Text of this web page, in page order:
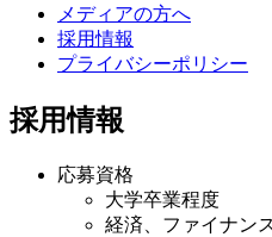
メディアの方へ
採用情報
プライバシーポリシー
採用情報
応募資格
大学卒業程度
経済、ファイナン